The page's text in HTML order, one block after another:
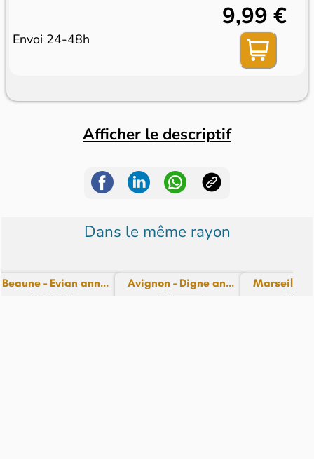
Envoi 24-48h
9,99 €
Afficher le descriptif
Dans le même rayon
Beaune - Evian ann... Avignon - Digne an... Marseille -